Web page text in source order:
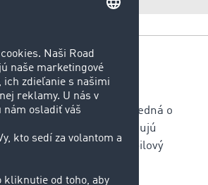
Spravidla sa pritom jedná o
forme zvitku sa transportujú
priemyslu (napr. automobilový